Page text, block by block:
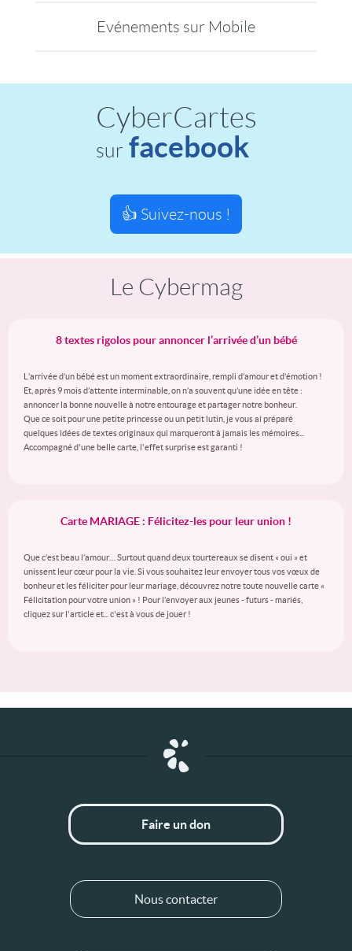
Evénements sur Mobile
CyberCartes
sur facebook
👍 Suivez-nous !
Le Cybermag
8 textes rigolos pour annoncer l’arrivée d’un bébé
L’arrivée d’un bébé est un moment extraordinaire, rempli d’amour et d’émotion !
Et, après 9 mois d’attente interminable, on n’a souvent qu’une idée en tête :
annoncer la bonne nouvelle à notre entourage et partager notre bonheur.
Que ce soit pour une petite princesse ou un petit lutin, je vous ai préparé
quelques idées de textes originaux qui marqueront à jamais les mémoires...
Accompagné d'une belle carte, l'effet surprise est garanti !
Carte MARIAGE : Félicitez-les pour leur union !
Que c’est beau l’amour… Surtout quand deux tourtereaux se disent « oui » et
unissent leur cœur pour la vie. Si vous souhaitez leur envoyer tous vos vœux de
bonheur et les féliciter pour leur mariage, découvrez notre toute nouvelle carte «
Félicitation pour votre union » ! Pour l’envoyer aux jeunes - futurs - mariés,
cliquez sur l'article et... c'est à vous de jouer !
Faire un don
Nous contacter